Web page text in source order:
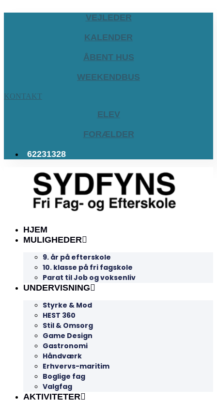
VEJLEDER
KALENDER
ÅBENT HUS
WEEKENDBUS
KONTAKT
ELEV
FORÆLDER
62231328
HJEM
MULIGHEDER
9. år på efterskole
10. klasse på fri fagskole
Parat til Job og voksenliv
UNDERVISNING
Styrke & Mod
HEST 360
Stil & Omsorg
Game Design
Gastronomi
Håndværk
Erhvervs-maritim
Boglige fag
Valgfag
AKTIVITETER